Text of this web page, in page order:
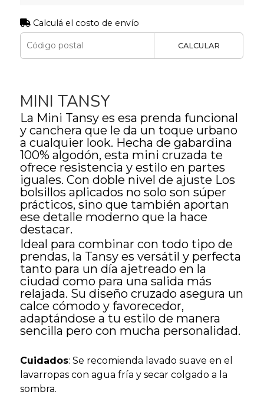
Calculá el costo de envío
CALCULAR
MINI TANSY
La Mini Tansy es esa prenda funcional
y canchera que le da un toque urbano
a cualquier look. Hecha de gabardina
100% algodón, esta mini cruzada te
ofrece resistencia y estilo en partes
iguales. Con doble nivel de ajuste Los
bolsillos aplicados no solo son súper
prácticos, sino que también aportan
ese detalle moderno que la hace
destacar.
Ideal para combinar con todo tipo de
prendas, la Tansy es versátil y perfecta
tanto para un día ajetreado en la
ciudad como para una salida más
relajada. Su diseño cruzado asegura un
calce cómodo y favorecedor,
adaptándose a tu estilo de manera
sencilla pero con mucha personalidad.
Cuidados: Se recomienda lavado suave en el
lavarropas con agua fría y secar colgado a la
sombra.